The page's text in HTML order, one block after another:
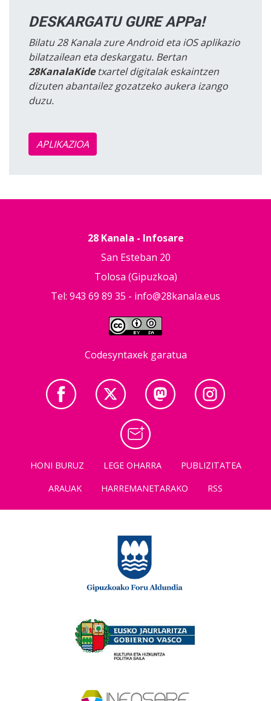
DESKARGATU GURE APPa!
Bilatu 28 Kanala zure Android eta iOS aplikazio
bilatzailean eta deskargatu. Bertan
28KanalaKidetxartel digitalak eskaintzen
dizuten abantailez gozatzeko aukera izango
duzu.
APLIKAZIOA
28 Kanala - Infosare
San Esteban 20
Tolosa (Gipuzkoa)
Tel: 943 69 89 35 - info@28kanala.eus
Codesyntaxek garatua
HONI BURUZ LEGE OHARRA
PUBLIZITATEA
ARAUAK
HARREMANETARAKO RSS